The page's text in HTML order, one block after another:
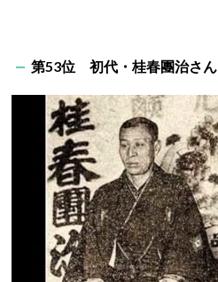
第53位 初代・桂春團治さん